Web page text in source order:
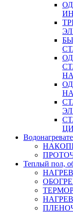
Теплый пол,